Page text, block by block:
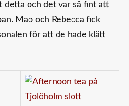
detta och det var så fint att
Mao och Rebecca fick
för att de hade klätt